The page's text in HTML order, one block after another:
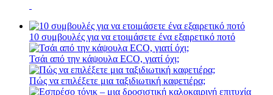
10 συμβουλές για να ετοιμάσετε ένα εξαιρετικό ποτό
Τσάι από την κάψουλα ECO, γιατί όχι;
Πώς να επιλέξετε μια ταξιδιωτική καφετιέρα;